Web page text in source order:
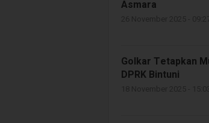
Asmara
Golkar Tetapkan
DPRK Bintuni